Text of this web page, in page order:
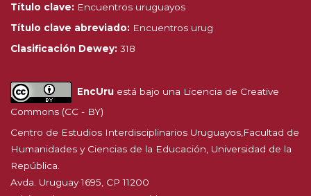
Título clave: Encuentros uruguayos
Título clave abreviado: Encuentros urug
Clasificación Dewey: 318
EncUru está bajo una Licencia de Creative
Commons (CC - BY)
Centro de Estudios Interdisciplinarios Uruguayos, Facultad de
Humanidades y Ciencias de la Educación , Universidad de la
República.
Avda. Uruguay 1695, CP 11200